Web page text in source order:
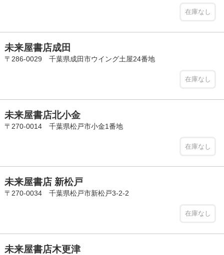
在庫なし
未来屋書店成田
〒286-0029 千葉県成田市ウイング土屋24番地
在庫なし
未来屋書店北小金
〒270-0014 千葉県松戸市小金1番地
在庫なし
未来屋書店 新松戸
〒270-0034 千葉県松戸市新松戸3-2-2
在庫なし
未来屋書店木更津